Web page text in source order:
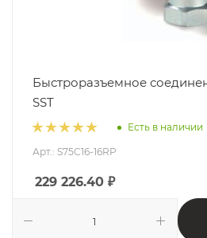
Быстроразъемное
SST
Есть в наличии
Арт.: S75C16-16RP
229 226.40 ₽